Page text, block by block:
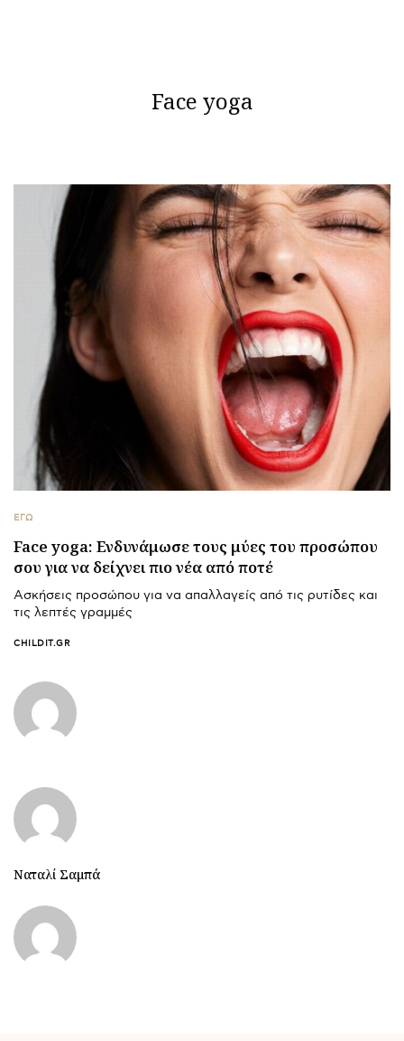
Face yoga
ΕΓΩ
Face yoga: Ενδυνάμωσε τους μύες του προσώπου
σου για να δείχνει πιο νέα από ποτέ
Ασκήσεις προσώπου για να απαλλαγείς από τις ρυτίδες και
τις λεπτές γραμμές
CHILDIT.GR
Ναταλί Σαμπά